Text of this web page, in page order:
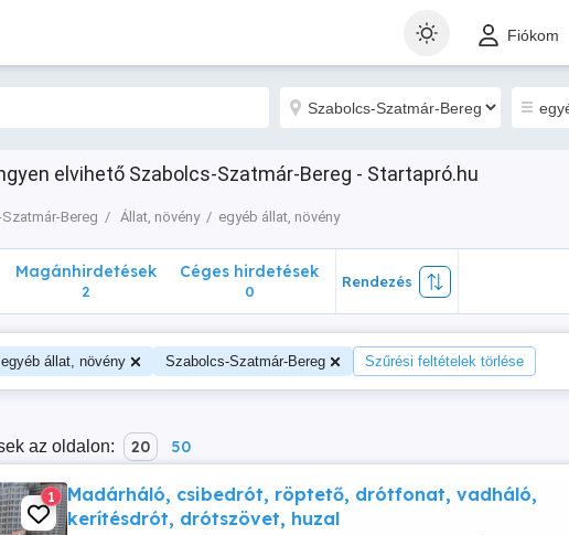
Fiókom
elvihető Szabolcs-Szatmár-Bereg - Startapró.hu
Bereg Állat, növény egyéb állat, növény
Magánhirdetések
2
Céges hirdetések
0
Rendezés
egyéb állat, növény Szabolcs-Szatmár-Bereg Szűrési feltételek törlése
az oldalon: 20 50
1
Madárháló, csibedrót, röptető, drótfonat, vadháló,
kerítésdrót, drótszövet, huzal